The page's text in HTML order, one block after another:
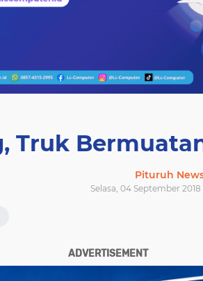
Truk
Pituruh
Selasa, 04 September
ADVERTISEMENT